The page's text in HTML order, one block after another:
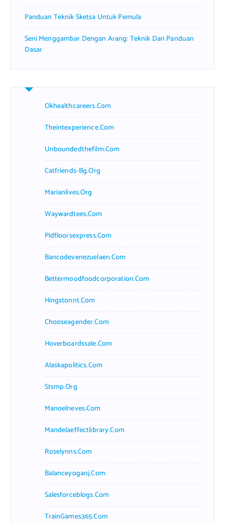
Panduan Teknik Sketsa Untuk Pemula
Seni Menggambar Dengan Arang: Teknik Dan Panduan
Dasar
Okhealthcareers.com
Theintexperience.com
Unboundedthefilm.com
Catfriends-Bg.org
Marianlives.org
Waywardtees.com
Pidfloorsexpress.com
Bancodevenezuelaen.com
Bettermoodfoodcorporation.com
Hingstonnt.com
Chooseagender.com
Hoverboardssale.com
Alaskapolitics.com
Stsmp.org
Manoelneves.com
Mandelaeffectlibrary.com
Roselynns.com
Balanceyoganj.com
Salesforceblogs.com
TrainGames365.com